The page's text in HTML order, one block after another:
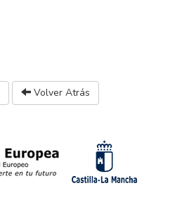
Volver Atrás